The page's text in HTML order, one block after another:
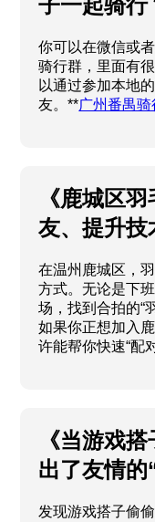
子一起骑行
你可以在微信或
骑行群，里面有
以通过参加本地
友。**广州番禺骑
《鹿城区
友、提升技
在温州鹿城区，
方式。无论是下
场，找到合拍的“
如果你正想加入
许能帮你快速“配
《当游戏
出了友情的
发现游戏搭子偷